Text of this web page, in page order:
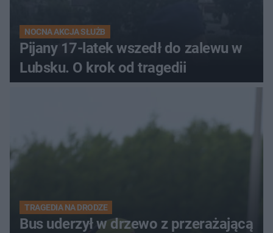
NOCNA AKCJA SŁUŻB
Pijany 17-latek wszedł do zalewu w
Lubsku. O krok od tragedii
TRAGEDIA NA DRODZE
Bus uderzył w drzewo z przerażającą